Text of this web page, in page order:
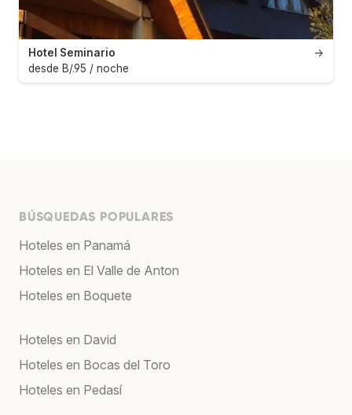
→
Hotel Seminario
desde B/.95 / noche
BÚSQUEDAS POPULARES
Hoteles en Panamá
Hoteles en El Valle de Anton
Hoteles en Boquete
Hoteles en David
Hoteles en Bocas del Toro
Hoteles en Pedasí